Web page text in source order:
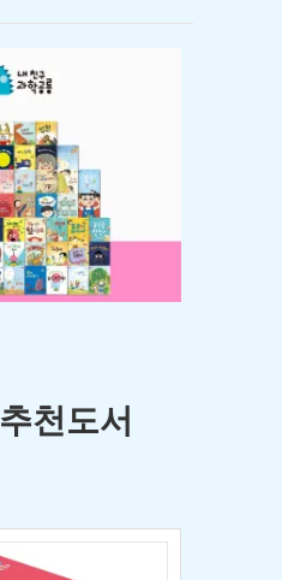
추천도서